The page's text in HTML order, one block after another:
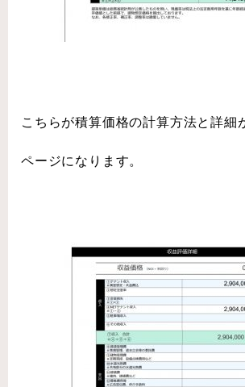
こちらが積算価格の計算方法と詳細
ページになります。